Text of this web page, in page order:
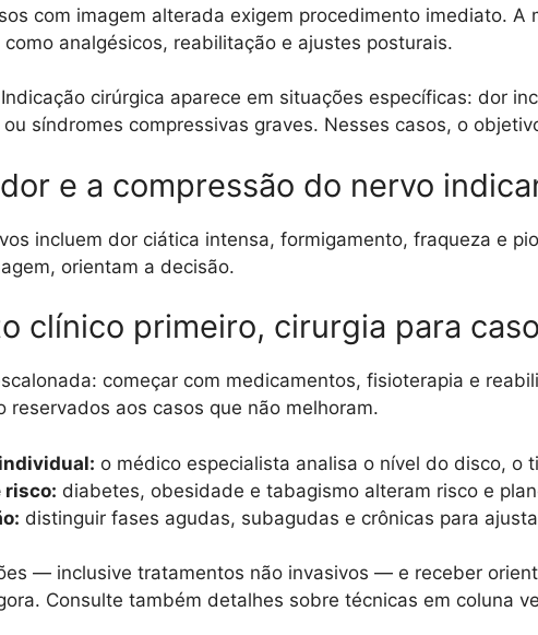
com imagem alterada exigem procedimento imediato.
analgésicos, reabilitação e ajustes posturais.
Indicação cirúrgica aparece em situações específicas: dor
síndromes compressivas graves. Nesses casos, o
e a compressão do nervo
incluem dor ciática intensa, formigamento, fraqueza e
orientam a decisão.
clínico primeiro, cirurgia para
começar com medicamentos, fisioterapia e
reservados aos casos que não melhoram.
o médico especialista analisa o nível do disco, o
risco: diabetes, obesidade e tabagismo alteram risco e
distinguir fases agudas, subagudas e crônicas para
— inclusive tratamentos não invasivos — e receber
Consulte também detalhes sobre técnicas em coluna